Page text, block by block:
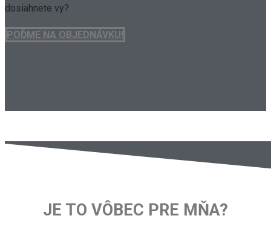
dosiahnete vy?
POĎME NA OBJEDNÁVKU!
JE TO VÔBEC PRE MŇA?